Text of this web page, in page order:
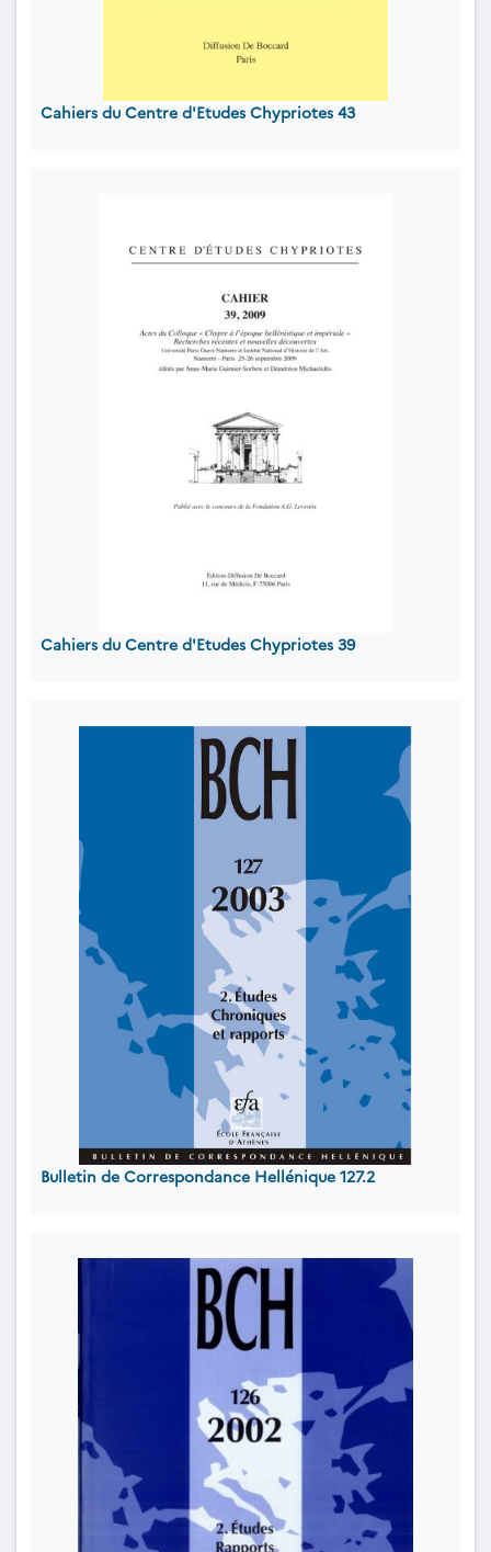
Cahiers du Centre d'Etudes Chypriotes 43
Cahiers du Centre d'Etudes Chypriotes 39
Bulletin de Correspondance Hellénique 127.2